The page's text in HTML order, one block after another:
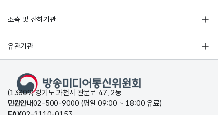
소속 및 산하기관
유관기관
(13809) 경기도 과천시 관문로 47, 2동
민원안내02-500-9000 (평일 09:00 ~ 18:00 유료)